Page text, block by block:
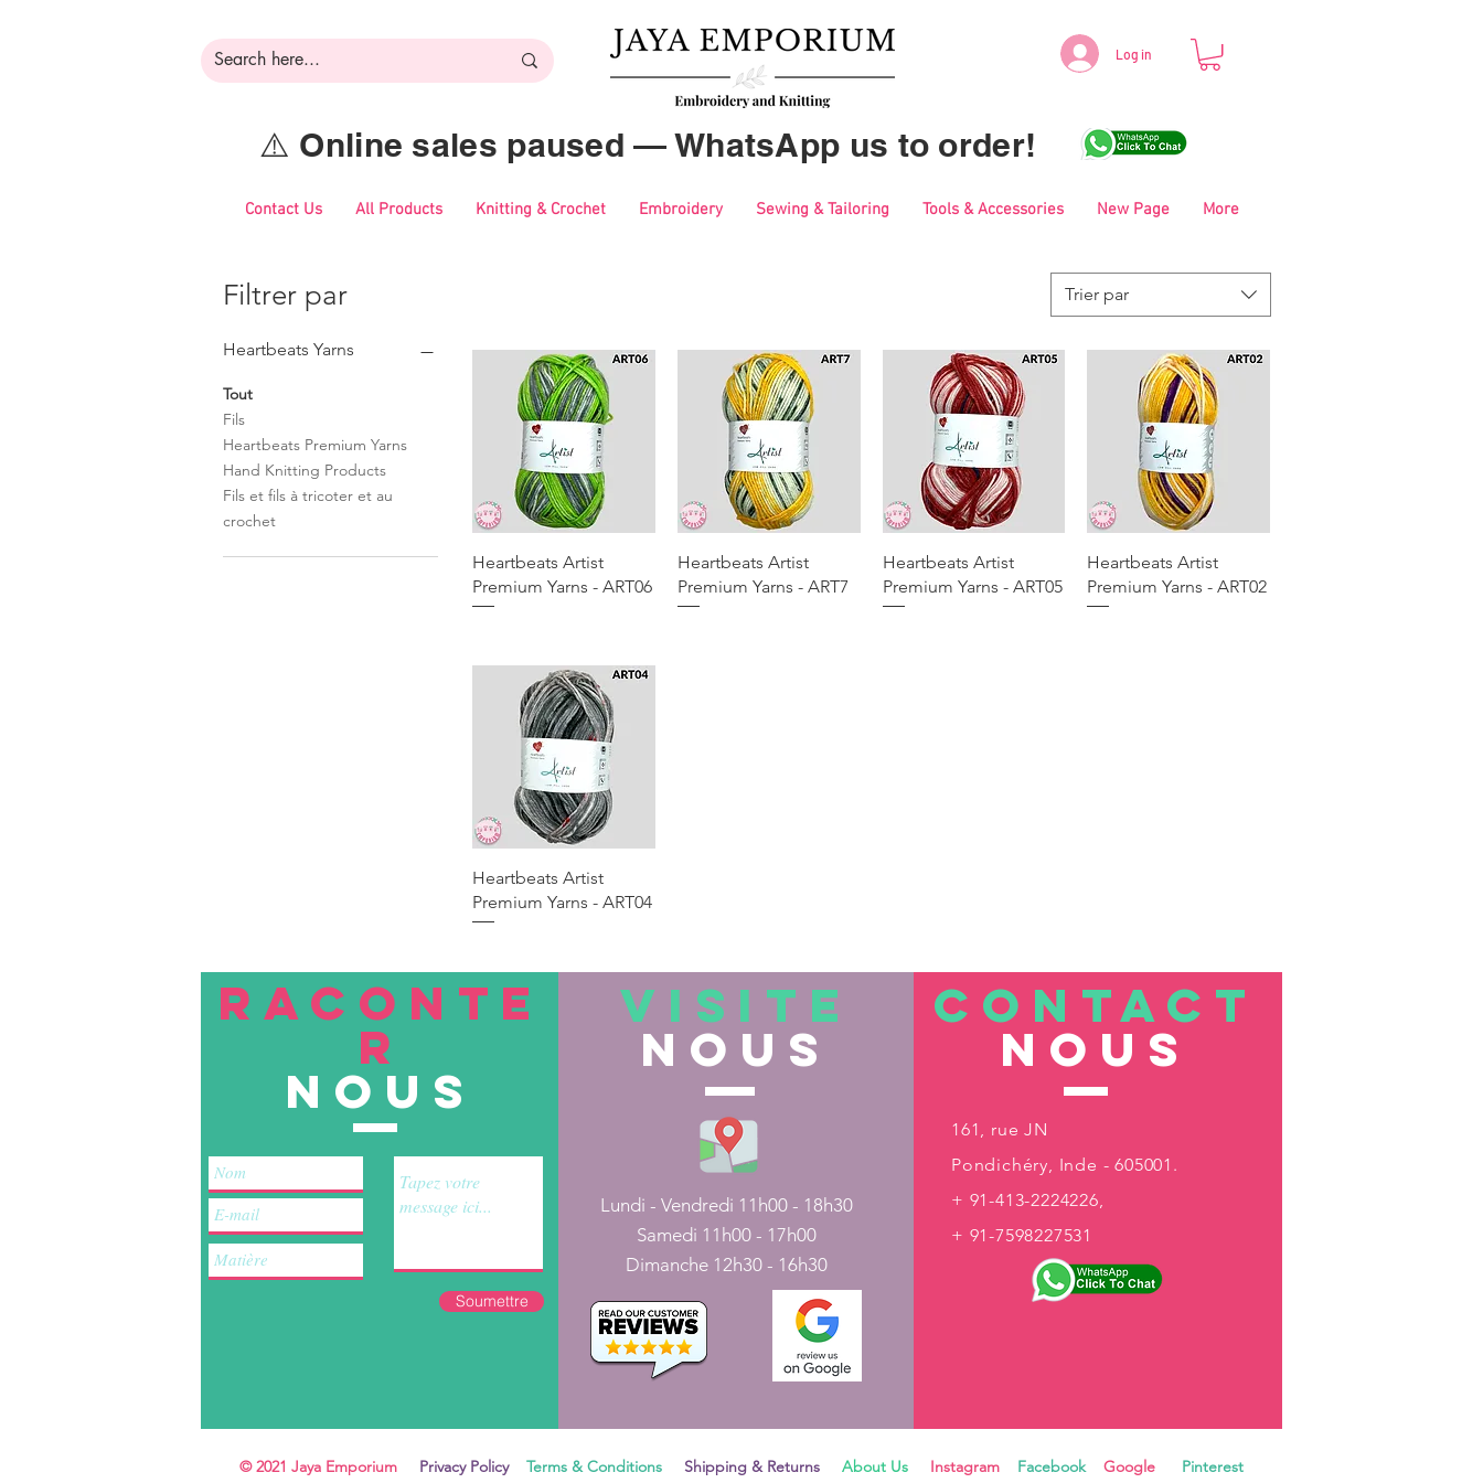
Log in
⚠️ Online sales paused — WhatsApp us to order!
Contact Us All Products Knitting & Crochet Embroidery Sewing & Tailoring Tools & Accessories New Page More
Filtrer par
Heartbeats Yarns
Tout
Fils
Heartbeats Premium Yarns
Hand Knitting Products
Fils et fils à tricoter et au
crochet
Trier par
Aperçu rapide
Heartbeats Artist
Premium Yarns - ART06
Aperçu rapide
Heartbeats Artist
Premium Yarns - ART7
Aperçu rapide
Heartbeats Artist
Premium Yarns - ART05
Aperçu rapide
Heartbeats Artist
Premium Yarns - ART02
Aperçu rapide
Heartbeats Artist
Premium Yarns - ART04
RACONTE
R
nous
Soumettre
VISITE
nous
Lundi - Vendredi 11h00 - 18h30
Samedi 11h00 - 17h00
Dimanche 12h30 - 16h30
CONTACT
nous
161, rue JN
Pondichéry, Inde - 605001.
+ 91-413-2224226,
+ 91-7598227531
© 2021 Jaya Emporium Privacy Policy Terms & Conditions Shipping & Returns About Us Instagram Facebook Google Pinterest